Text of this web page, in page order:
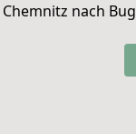
Chemnitz nach